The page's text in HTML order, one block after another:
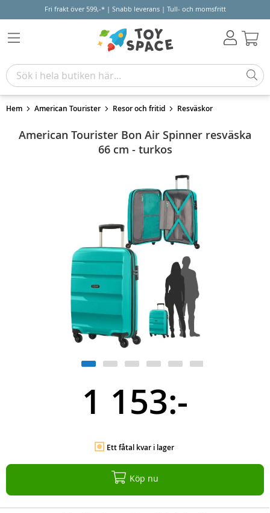
Fri frakt över 599,-* | Snabb leverans | Tull- och momsfritt
Hem American Tourister Resor och fritid Resväskor
American Tourister Bon Air Spinner resväska
66 cm - turkos
1 153:-
Ett fåtal kvar i lager
Köp nu